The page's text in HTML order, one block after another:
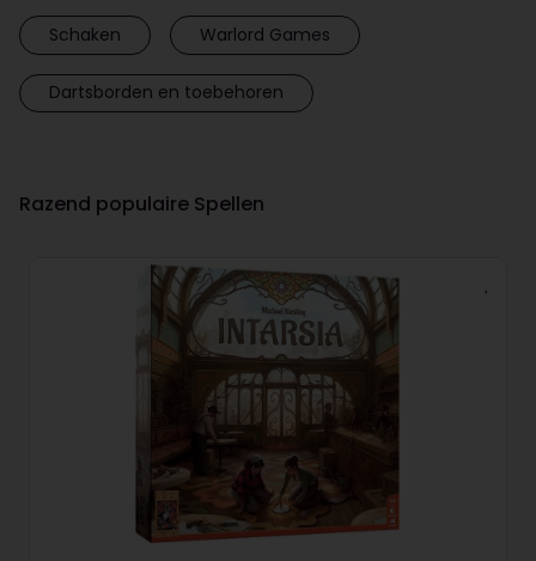
Schaken Warlord Games
Dartsborden en toebehoren
Razend populaire Spellen